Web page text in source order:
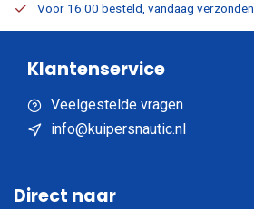
Voor 16:00 besteld, vandaag verzonden
Klantenservice
Veelgestelde vragen
info@kuipersnautic.nl
Direct naar